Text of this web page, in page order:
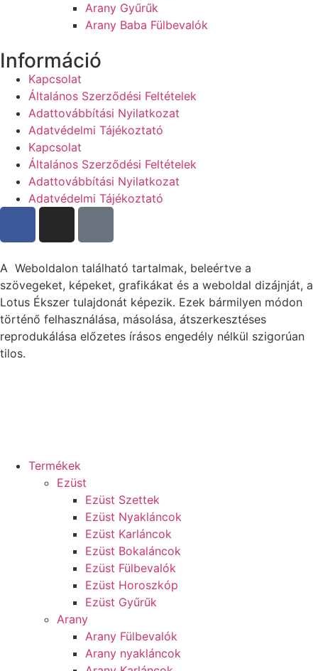
Arany Gyűrűk
Arany Baba Fülbevalók
Információ
Kapcsolat
Általános Szerződési Feltételek
Adattovábbítási Nyilatkozat
Adatvédelmi Tájékoztató
Kapcsolat
Általános Szerződési Feltételek
Adattovábbítási Nyilatkozat
Adatvédelmi Tájékoztató
A Weboldalon található tartalmak, beleértve a
szövegeket, képeket, grafikákat és a weboldal dizájnját, a
Lotus Ékszer tulajdonát képezik. Ezek bármilyen módon
történő felhasználása, másolása, átszerkesztéses
reprodukálása előzetes írásos engedély nélkül szigorúan
tilos.
Termékek
Ezüst
Ezüst Szettek
Ezüst Nyakláncok
Ezüst Karláncok
Ezüst Bokaláncok
Ezüst Fülbevalók
Ezüst Horoszkóp
Ezüst Gyűrűk
Arany
Arany Fülbevalók
Arany nyakláncok